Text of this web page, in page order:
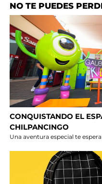
NO TE PUEDES
CONQUISTANDO EL
CHILPANCINGO
Una aventura especial te espera